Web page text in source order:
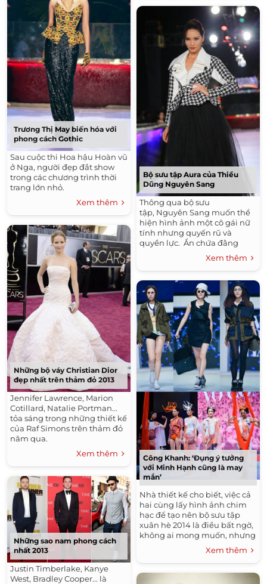
Trương Thị May biến hóa với
phong cách Gothic
Sau cuộc thi Hoa hậu Hoàn vũ
ở Nga, người đẹp đắt show
trong các chương trình thời
trang lớn nhỏ.
Xem thêm
Những bộ váy Christian Dior
đẹp nhất trên thảm đỏ 2013
Jennifer Lawrence, Marion
Cotillard, Natalie Portman...
tỏa sáng trong những thiết kế
của Raf Simons trên thảm đỏ
năm qua.
Xem thêm
Những sao nam phong cách
nhất 2013
Justin Timberlake, Kanye
West, Bradley Cooper... là
Bộ sưu tập Aura của Thiều
Dũng Nguyên Sang
Thông qua bộ sưu
tập, Nguyên Sang muốn thể
hiện hình ảnh một cô gái nữ
tính nhưng quyến rũ và
quyền lực. Ẩn chứa đằng
Xem thêm
Công Khanh: ‘Đụng ý tưởng
với Minh Hạnh cũng là may
mắn’
Nhà thiết kế cho biết, việc cả
hai cùng lấy hình ảnh chim
hạc để tạo nên bộ sưu tập
xuân hè 2014 là điều bất ngờ,
không ai mong muốn, nhưng
Xem thêm